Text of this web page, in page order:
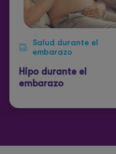
Salud durante el
embarazo
Hipo durante el
embarazo